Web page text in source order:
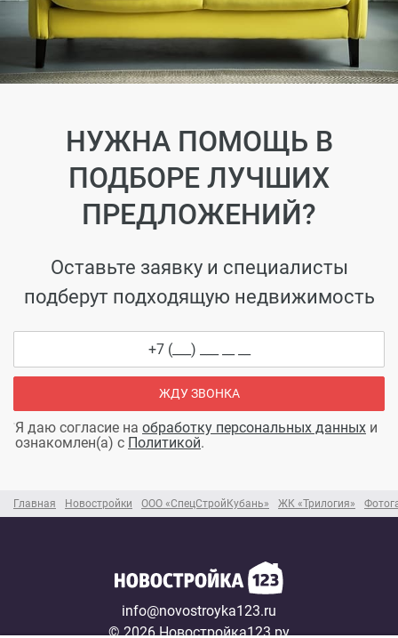
Главная Новостройки ООО «СпецСтройКубань» ЖК «Трилогия»
НУЖНА ПОМОЩЬ В
ПОДБОРЕ ЛУЧШИХ
ПРЕДЛОЖЕНИЙ?
Оставьте заявку и специалисты
подберут подходящую недвижимость
ЖДУ ЗВОНКА
Я даю согласие на обработку персональных данных и
ознакомлен(а) с Политикой.
info@novostroyka123.ru
© 2026 Новостройка123.ру